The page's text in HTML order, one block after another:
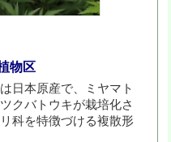
物区
日本原産で、ミヤマト
クバトウキが栽培化さ
科を特徴づける複散形